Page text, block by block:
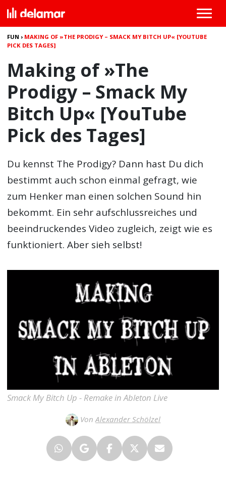
FUN › MAKING OF »THE PRODIGY – SMACK MY BITCH UP« [YOUTUBE
PICK DES TAGES]
Making of »The
Prodigy – Smack My
Bitch Up« [YouTube
Pick des Tages]
Du kennst The Prodigy? Dann hast Du dich
bestimmt auch schon einmal gefragt, wie
zum Henker man einen solchen Sound hin
bekommt. Ein sehr aufschlussreiches und
beeindruckendes Video zugleich, zeigt wie es
funktioniert. Aber sieh selbst!
Smack My Bitch Up - Remake in Ableton Live
VonAlexander Schölzel